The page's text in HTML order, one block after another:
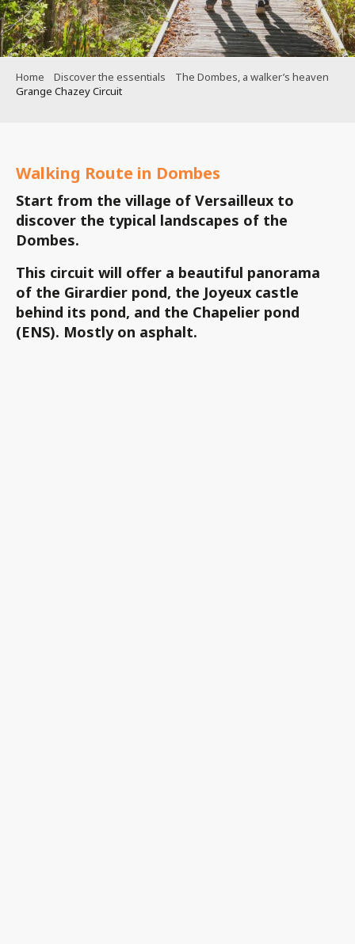
Home Discover the essentials
The Dombes, a walker’s heaven
Grange Chazey Circuit
Walking Route in Dombes
Start from the village of Versailleux to
discover the typical landscapes of the
Dombes.
This circuit will offer a beautiful panorama
of the Girardier pond, the Joyeux castle
behind its pond, and the Chapelier pond
(ENS). Mostly on asphalt.